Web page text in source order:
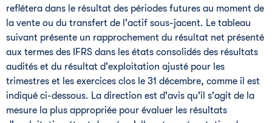
reflétera dans le résultat des périodes futures au moment de
la vente ou du transfert de l'actif sous-jacent. Le tableau
suivant présente un rapprochement du résultat net présenté
aux termes des IFRS dans les états consolidés des résultats
audités et du résultat d'exploitation ajusté pour les
trimestres et les exercices clos le 31 décembre, comme il est
indiqué ci-dessous. La direction est d'avis qu'il s'agit de la
mesure la plus appropriée pour évaluer les résultats